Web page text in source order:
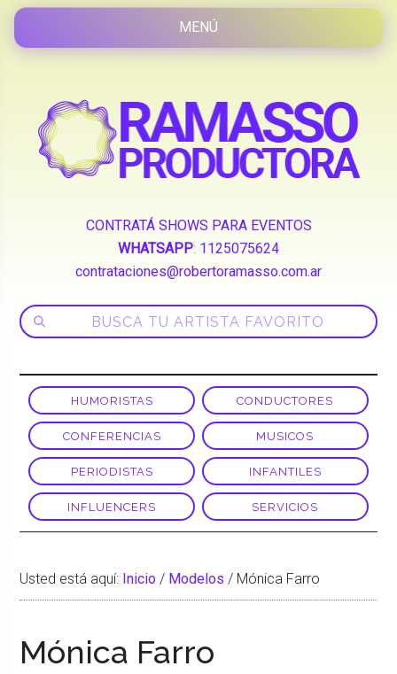
CONTRATÁ SHOWS PARA EVENTOS
WHATSAPP: 1125075624
contrataciones@robertoramasso.com.ar
HUMORISTAS CONDUCTORES
CONFERENCIAS MUSICOS
PERIODISTAS INFANTILES
INFLUENCERS SERVICIOS
Usted está aquí: Inicio / Modelos / Mónica Farro
Mónica Farro